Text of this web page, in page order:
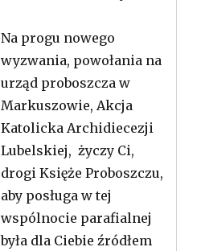
Na progu nowego
wyzwania, powołania na
urząd proboszcza w
Markuszowie, Akcja
Katolicka Archidiecezji
Lubelskiej, życzy Ci,
drogi Księże Proboszczu,
aby posługa w tej
wspólnocie parafialnej
była dla Ciebie źródłem